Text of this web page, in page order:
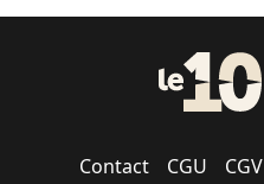
Contact CGU CGV